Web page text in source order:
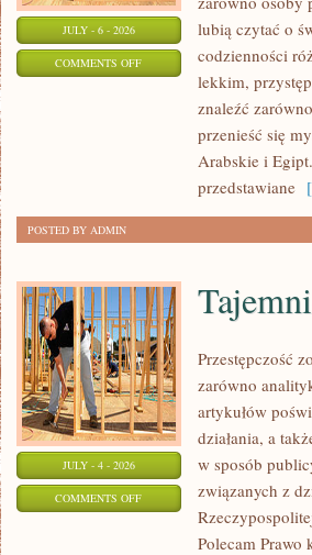
JULY - 6 - 2026
COMMENTS OFFON
lubią czytać o
codzienności
lekkim,
znaleźć
przenieść się
Arabskie i
przedstawiane
POSTED BY ADMIN
JULY - 4 - 2026
COMMENTS OFFON
TAJEMNICE
Przestępczość
zarówno
artykułów
działania, a
w sposób
związanych z
Polecam Prawo